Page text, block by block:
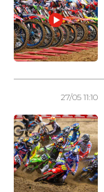
27/05 11:10